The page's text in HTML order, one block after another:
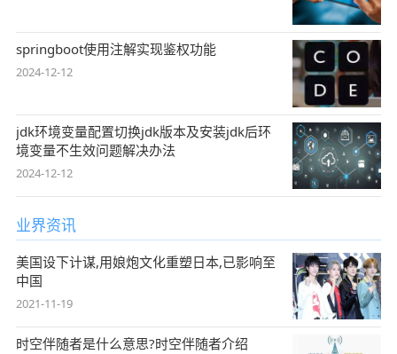
springboot使用注解实现鉴权功能
2024-12-12
jdk环境变量配置切换jdk版本及安装jdk后环
境变量不生效问题解决办法
2024-12-12
业界资讯
美国设下计谋,用娘炮文化重塑日本,已影响至
中国
2021-11-19
时空伴随者是什么意思?时空伴随者介绍